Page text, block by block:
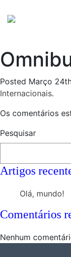
Posted Março
Internacionais.
Os comentários
Pesquisar
Artigos
Olá, mundo!
Comentários
Nenhum